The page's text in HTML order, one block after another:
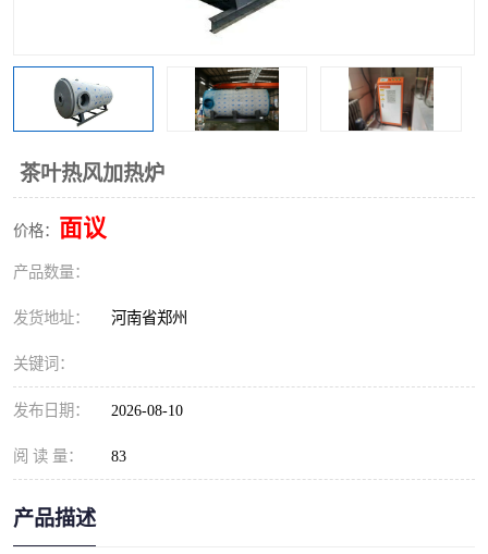
茶叶热风加热炉
价格： 面议
产品数量：
发货地址： 河南省郑州
关键词：
发布日期： 2026-08-10
阅 读 量： 83
产品描述